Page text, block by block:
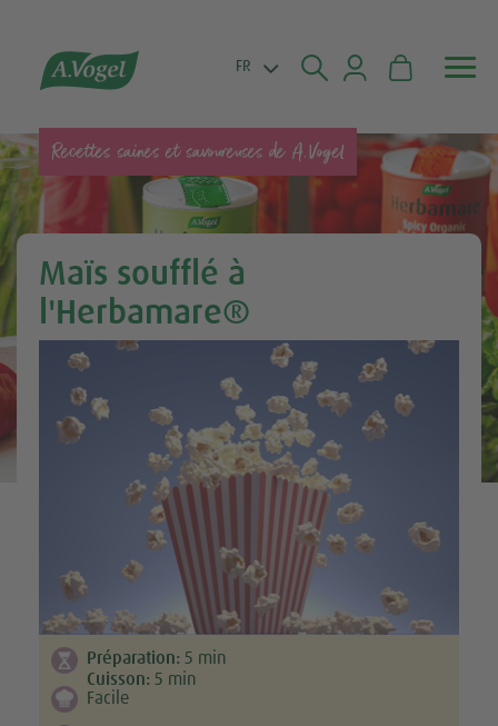

 FR
Recettes saines et savoureuses de A.Vogel
Maïs soufflé à
l'Herbamare®
Préparation: 5 min
Cuisson: 5 min
Facile